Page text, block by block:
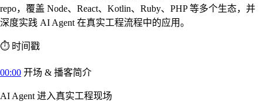
repo，覆盖 Node、React、Kotlin、Ruby、PHP 等多个生态，并
深度实践 AI Agent 在真实工程流程中的应用。
⏱️ 时间戳
00:00 开场 & 播客简介
AI Agent 进入真实工程现场